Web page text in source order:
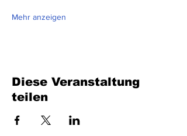
Mehr anzeigen
Diese Veranstaltung
teilen